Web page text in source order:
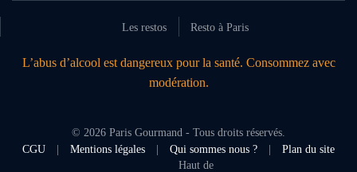
Les restos Resto à Paris
L’abus d’alcool est dangereux pour la santé. Consommez avec
modération.
© 2026 Paris Gourmand - Tous droits réservés.
CGU | Mentions légales | Qui sommes nous ? | Plan du site
Haut de